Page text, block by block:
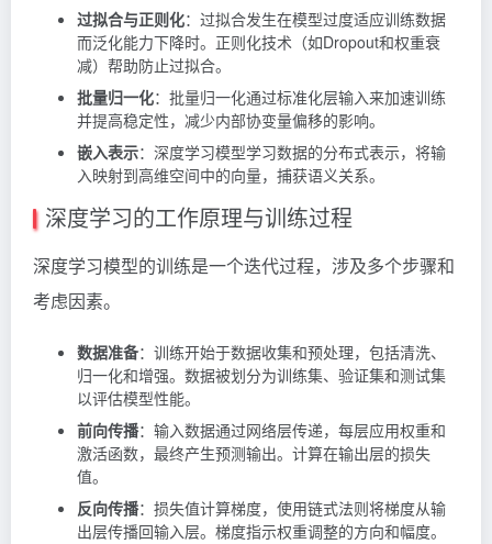
过拟合与正则化：过拟合发生在模型过度适应训练数据
而泛化能力下降时。正则化技术（如Dropout和权重衰
减）帮助防止过拟合。
批量归一化：批量归一化通过标准化层输入来加速训练
并提高稳定性，减少内部协变量偏移的影响。
嵌入表示：深度学习模型学习数据的分布式表示，将输
入映射到高维空间中的向量，捕获语义关系。
深度学习的工作原理与训练过程
深度学习模型的训练是一个迭代过程，涉及多个步骤和
考虑因素。
数据准备：训练开始于数据收集和预处理，包括清洗、
归一化和增强。数据被划分为训练集、验证集和测试集
以评估模型性能。
前向传播：输入数据通过网络层传递，每层应用权重和
激活函数，最终产生预测输出。计算在输出层的损失
值。
反向传播：损失值计算梯度，使用链式法则将梯度从输
出层传播回输入层。梯度指示权重调整的方向和幅度。